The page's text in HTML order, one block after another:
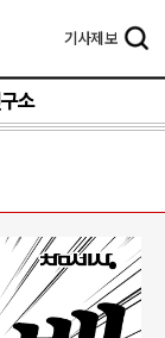
기사제보
소